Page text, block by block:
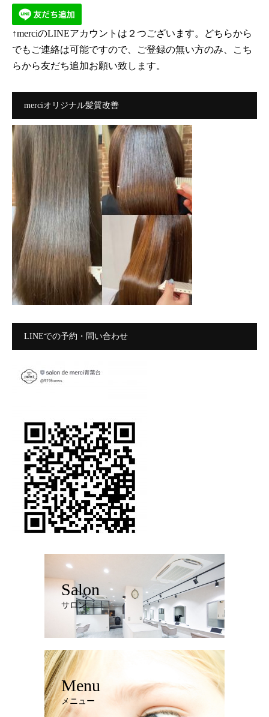
↑merciのLINEアカウントは２つございます。どちらから
でもご連絡は可能ですので、ご登録の無い方のみ、こち
らから友だち追加お願い致します。
merciオリジナル髪質改善
LINEでの予約・問い合わせ
Salon
サロン
Menu
メニュー